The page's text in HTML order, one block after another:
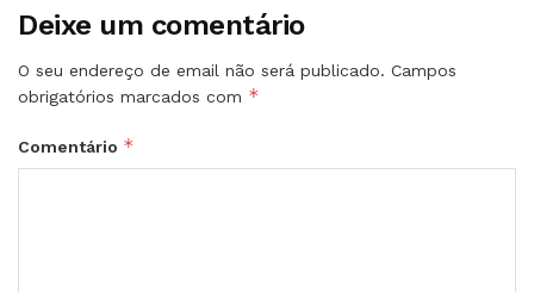
Deixe um comentário
O seu endereço de email não será publicado. Campos
obrigatórios marcados com *
Comentário *